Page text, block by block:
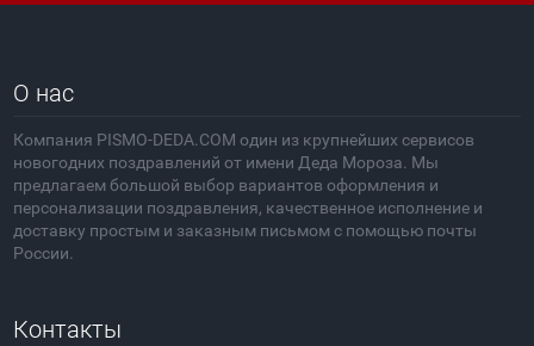
О нас
Компания PISMO-DEDA.COM один из крупнейших сервисов
новогодних поздравлений от имени Деда Мороза. Мы
предлагаем большой выбор вариантов оформления и
персонализации поздравления, качественное исполнение и
доставку простым и заказным письмом с помощью почты
России.
Контакты